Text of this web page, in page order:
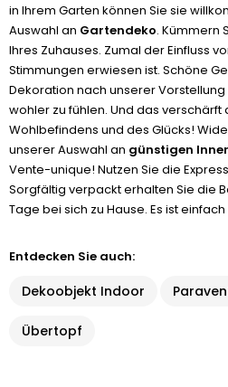
in Ihrem Garten können Sie sie
Auswahl an Gartendeko. Kümmern
Ihres Zuhauses. Zumal der Einfluss
Stimmungen erwiesen ist. Schöne
Dekoration nach unserer
wohler zu fühlen. Und das verschärft
Wohlbefindens und des Glücks!
unserer Auswahl an günstigen
Vente-unique! Nutzen Sie die
Sorgfältig verpackt erhalten Sie die
Tage bei sich zu Hause. Es ist
Entdecken Sie auch:
Dekoobjekt Indoor
Übertopf